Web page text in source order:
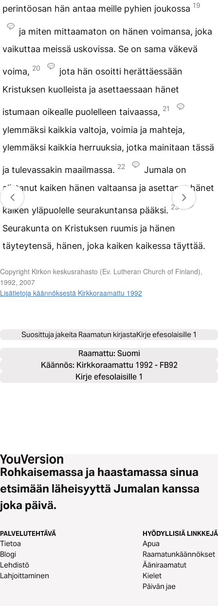
perintöosan hän antaa meille pyhien joukossa 19
ja miten mittaamaton on hänen voimansa, joka
vaikuttaa meissä uskovissa. Se on sama väkevä
voima, 20
jota hän osoitti herättäessään
Kristuksen kuolleista ja asettaessaan hänet
istumaan oikealle puolelleen taivaassa, 21
ylemmäksi kaikkia valtoja, voimia ja mahteja,
ylemmäksi kaikkia herruuksia, jotka mainitaan tässä
ja tulevassakin maailmassa. 22
Jumala on
alistanut kaiken hänen valtaansa ja asettanut hänet
kaiken yläpuolelle seurakuntansa pääksi. 23
Seurakunta on Kristuksen ruumis ja hänen
täyteytensä, hänen, joka kaiken kaikessa täyttää.
Copyright Kirkon keskusrahasto (Ev. Lutheran Church of Finland),
1992, 2007
Lisätietoja käännöksestä Kirkkoraamattu 1992
Suosittuja jakeita Raamatun kirjastaKirje efesolaisille 1
Raamattu: Suomi
Käännös: Kirkkoraamattu 1992 - FB92
Kirje efesolaisille 1
Rohkaisemassa ja haastamassa sinua
etsimään läheisyyttä Jumalan kanssa
joka päivä.
PALVELUTEHTÄVÄ
Tietoa
Blogi
Lehdistö
Lahjoittaminen
HYÖDYLLISIÄ LINKKEJÄ
Apua
Raamatunkäännökset
Ääniraamatut
Kielet
Päivän jae